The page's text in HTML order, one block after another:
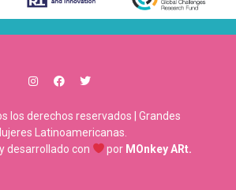
los derechos reservados | Grandes
Latinoamericanas.
desarrollado con
por MOnkey ARt.